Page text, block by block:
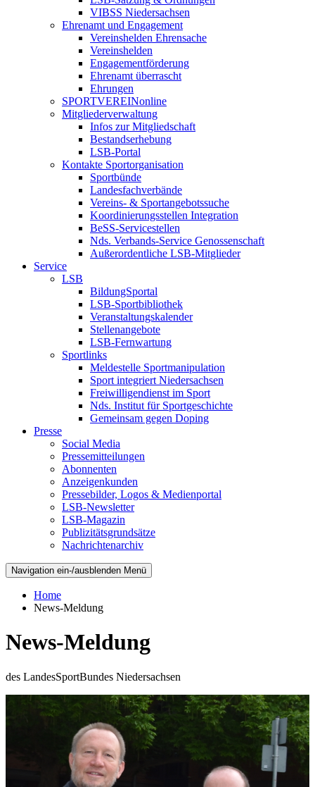
VIBSS Niedersachsen
Ehrenamt und Engagement
Vereinshelden Ehrensache
Vereinshelden
Engagementförderung
Ehrenamt überrascht
Ehrungen
SPORTVEREINonline
Mitgliederverwaltung
Infos zur Mitgliedschaft
Bestandserhebung
LSB-Portal
Kontakte Sportorganisation
Sportbünde
Landesfachverbände
Vereins- & Sportangebotssuche
Koordinierungsstellen Integration
BeSS-Servicestellen
Nds. Verbands-Service Genossenschaft
Außerordentliche LSB-Mitglieder
Service
LSB
BildungSportal
LSB-Sportbibliothek
Veranstaltungskalender
Stellenangebote
LSB-Fernwartung
Sportlinks
Meldestelle Sportmanipulation
Sport integriert Niedersachsen
Freiwilligendienst im Sport
Nds. Institut für Sportgeschichte
Gemeinsam gegen Doping
Presse
Social Media
Pressemitteilungen
Abonnenten
Anzeigenkunden
Pressebilder, Logos & Medienportal
LSB-Newsletter
LSB-Magazin
Publizitätsgrundsätze
Nachrichtenarchiv
Navigation ein-/ausblenden Menü
Home
News-Meldung
News-Meldung
des LandesSportBundes Niedersachsen